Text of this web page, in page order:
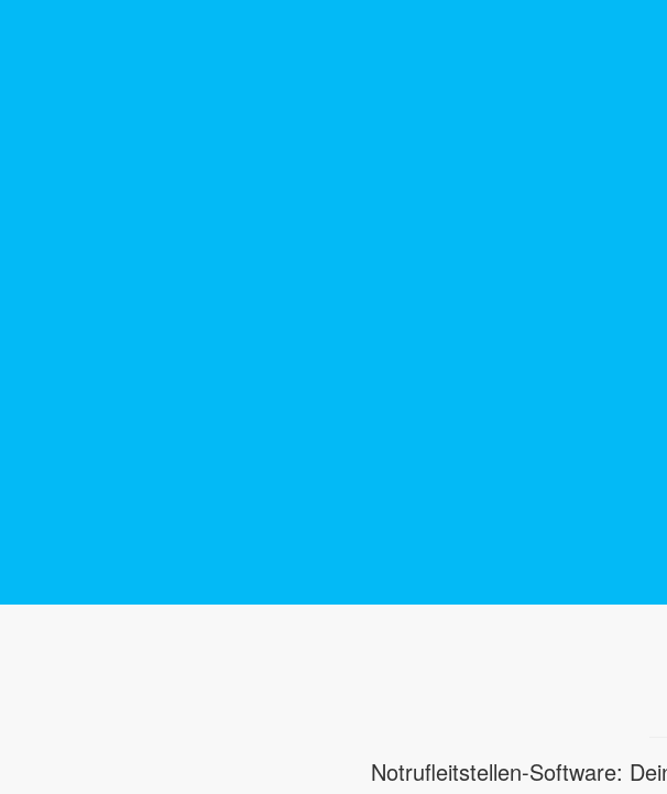
Notrufleitstellen-Software: